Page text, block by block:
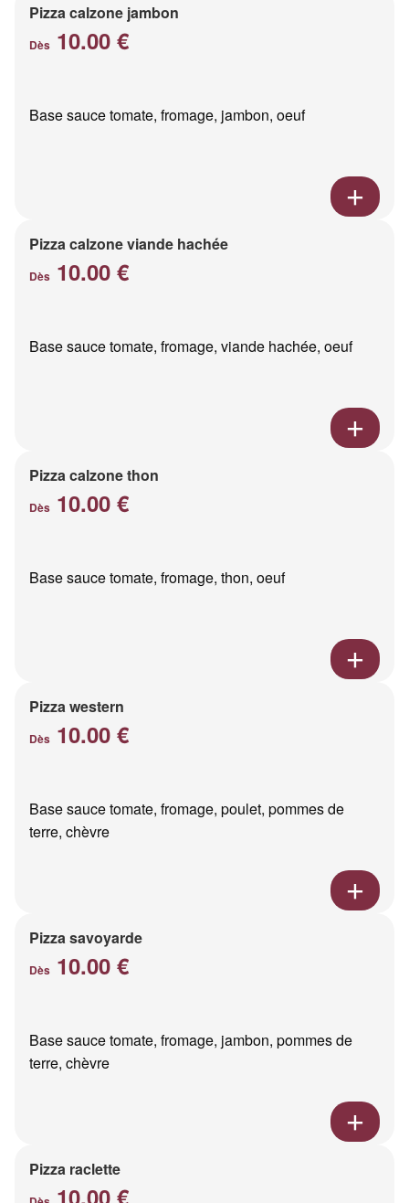
Pizza calzone jambon
Dès 10.00 €
Base sauce tomate, fromage, jambon, oeuf
Pizza calzone viande hachée
Dès 10.00 €
Base sauce tomate, fromage, viande hachée, oeuf
Pizza calzone thon
Dès 10.00 €
Base sauce tomate, fromage, thon, oeuf
Pizza western
Dès 10.00 €
Base sauce tomate, fromage, poulet, pommes de
terre, chèvre
Pizza savoyarde
Dès 10.00 €
Base sauce tomate, fromage, jambon, pommes de
terre, chèvre
Pizza raclette
10.00 €